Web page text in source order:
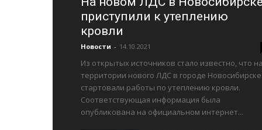
приступили к утеплению
кровли
Новости - 14.10.2021
Из открытых источников стало известно, что на
территории нового ЛДС в городе Новосибирске
стартовали работы по утеплению кровли.
Соответствующая информация была
опубликована на официальном интернет...